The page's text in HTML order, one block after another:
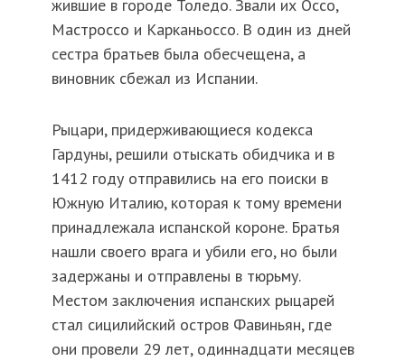
жившие в городе Толедо. Звали их Оссо,
Мастроссо и Карканьоссо. В один из дней
сестра братьев была обесчещена, а
виновник сбежал из Испании.
Рыцари, придерживающиеся кодекса
Гардуны, решили отыскать обидчика и в
1412 году отправились на его поиски в
Южную Италию, которая к тому времени
принадлежала испанской короне. Братья
нашли своего врага и убили его, но были
задержаны и отправлены в тюрьму.
Местом заключения испанских рыцарей
стал сицилийский остров Фавиньян, где
они провели 29 лет, одиннадцати месяцев